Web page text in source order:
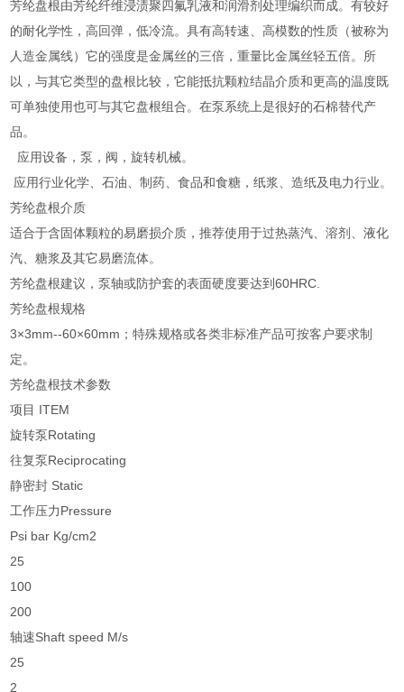
芳纶盘根由芳纶纤维浸渍聚四氟乳液和润滑剂处理编织而成。有较好
的耐化学性，高回弹，低冷流。具有高转速、高模数的性质（被称为
人造金属线）它的强度是金属丝的三倍，重量比金属丝轻五倍。所
以，与其它类型的盘根比较，它能抵抗颗粒结晶介质和更高的温度既
可单独使用也可与其它盘根组合。在泵系统上是很好的石棉替代产
品。
应用设备，泵，阀，旋转机械。
应用行业化学、石油、制药、食品和食糖，纸浆、造纸及电力行业。
芳纶盘根介质
适合于含固体颗粒的易磨损介质，推荐使用于过热蒸汽、溶剂、液化
汽、糖浆及其它易磨流体。
芳纶盘根建议，泵轴或防护套的表面硬度要达到60HRC.
芳纶盘根规格
3×3mm--60×60mm；特殊规格或各类非标准产品可按客户要求制
定。
芳纶盘根技术参数
项目 ITEM
旋转泵Rotating
往复泵Reciprocating
静密封 Static
工作压力Pressure
Psi bar Kg/cm2
25
100
200
轴速Shaft speed M/s
25
2